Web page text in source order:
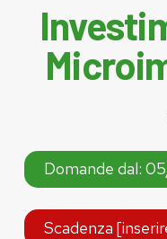
Domande dal:
Scadenza